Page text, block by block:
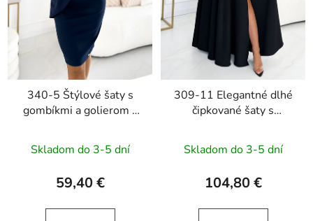
340-5 Štýlové šaty s
gombíkmi a golierom -
Skladom do 3-5 dní
59,40 €
309-11 Elegantné dlhé
čipkované šaty s
čierne
Skladom do 3-5 dní
104,80 €